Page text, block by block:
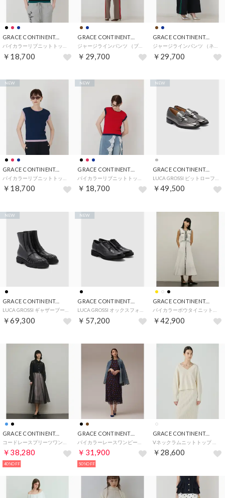
GRACE CONTINENTAL
￥18,700
GRACE CONTINENTAL
￥29,700
GRACE CONTINENTAL
￥29,700
GRACE CONTINENTAL
￥18,700
NEW
GRACE CONTINENTAL
￥18,700
NEW
GRACE CONTINENTAL
￥49,500
NEW
GRACE CONTINENTAL
LUCA GROSSI ギャザーブーツ （ブラック）
￥69,300
NEW
GRACE CONTINENTAL
LUCA GROSSI オックスフォードシューズ （ブラック）
￥57,200
NEW
GRACE CONTINENTAL
バイカラーボウタイニットワンピース （ホワイト）
￥42,900
GRACE CONTINENTAL
￥38,280
40%OFF
GRACE CONTINENTAL
￥31,900
50%OFF
GRACE CONTINENTAL
￥28,600